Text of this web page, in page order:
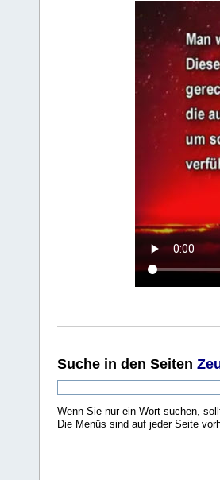
Suche in den Seiten
Wenn Sie nur ein Wort suchen,
Die Menüs sind auf jeder Seite